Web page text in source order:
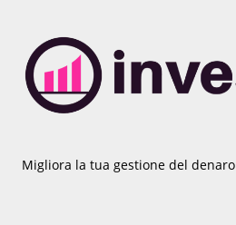
Migliora la tua gestione del denaro